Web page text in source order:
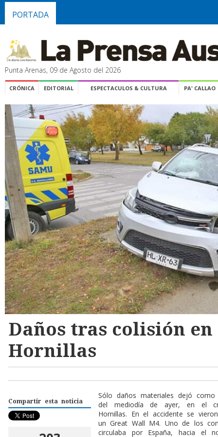
PORTADA
Punta Arenas, 09 de Agosto del 2026
CRÓNICA EDITORIAL ESPECTACULOS & CULTURA PA' CALLAO
Daños tras colisión en
Hornillas
Compartir esta noticia
Sólo daños materiales dejó
del mediodía de ayer, en el
Hornillas. En el accidente se
un Great Wall M4. Uno de los
circulaba por España, hacia el